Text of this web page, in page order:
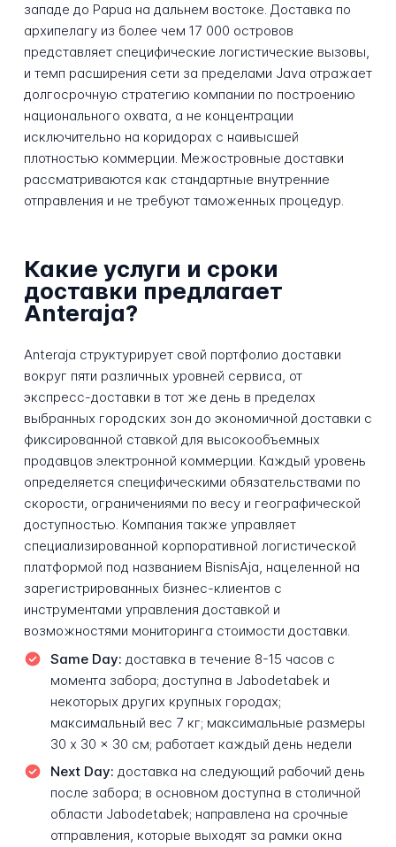
западе до Papua на дальнем востоке. Доставка по
архипелагу из более чем 17 000 островов
представляет специфические логистические вызовы,
и темп расширения сети за пределами Java отражает
долгосрочную стратегию компании по построению
национального охвата, а не концентрации
исключительно на коридорах с наивысшей
плотностью коммерции. Межостровные доставки
рассматриваются как стандартные внутренние
отправления и не требуют таможенных процедур.
Какие услуги и сроки
доставки предлагает
Anteraja?
Anteraja структурирует свой портфолио доставки
вокруг пяти различных уровней сервиса, от
экспресс-доставки в тот же день в пределах
выбранных городских зон до экономичной доставки с
фиксированной ставкой для высокообъемных
продавцов электронной коммерции. Каждый уровень
определяется специфическими обязательствами по
скорости, ограничениями по весу и географической
доступностью. Компания также управляет
специализированной корпоративной логистической
платформой под названием BisnisAja, нацеленной на
зарегистрированных бизнес-клиентов с
инструментами управления доставкой и
возможностями мониторинга стоимости доставки.
Same Day: доставка в течение 8-15 часов с
момента забора; доступна в Jabodetabek и
некоторых других крупных городах;
максимальный вес 7 кг; максимальные размеры
30 x 30 x 30 см; работает каждый день недели
Next Day: доставка на следующий рабочий день
после забора; в основном доступна в столичной
области Jabodetabek; направлена на срочные
отправления, которые выходят за рамки окна